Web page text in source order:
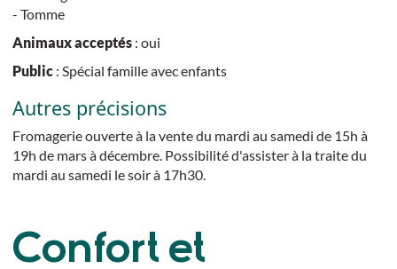
- Tomme
Animaux acceptés: oui
Public: Spécial famille avec enfants
Autres précisions
Fromagerie ouverte à la vente du mardi au samedi de 15h à
19h de mars à décembre. Possibilité d'assister à la traite du
mardi au samedi le soir à 17h30.
Confort et